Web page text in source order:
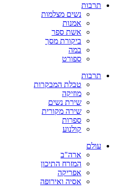
תרבות
נשים מצלמות
אמנות
אשת ספר
ביקורת מסך
במה
ספורט
תרבות
טבלת המבקרות
מוזיקה
שירת נשים
שירה מקורית
ספרות
קולנוע
עולם
ארה"ב
המזרח התיכון
אפריקה
אסיה ואירופה